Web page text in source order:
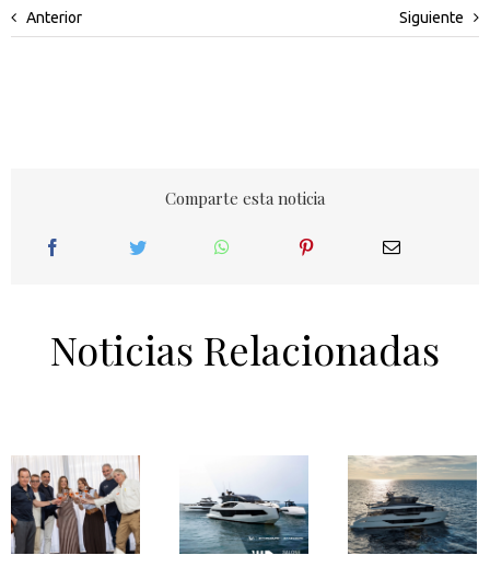
Anterior Siguiente
Comparte esta noticia
Noticias Relacionadas